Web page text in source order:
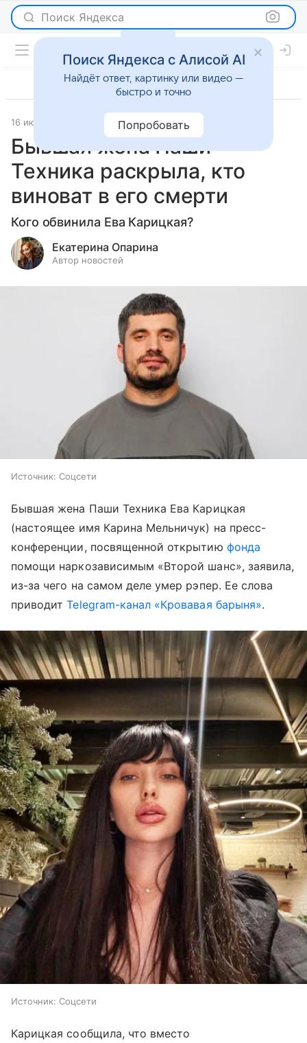
Поиск Яндекса
16 июня 2025 Светская жизнь
Бывшая жена Паши
Техника раскрыла, кто
виноват в его смерти
Кого обвинила Ева Карицкая?
Екатерина Опарина
Автор новостей
Источник: Соцсети
Бывшая жена Паши Техника Ева Карицкая
(настоящее имя Карина Мельничук) на пресс-
конференции, посвященной открытию фонда
помощи наркозависимым «Второй шанс», заявила,
из-за чего на самом деле умер рэпер. Ее слова
приводитTelegram-канал «Кровавая барыня».
Источник: Соцсети
Карицкая сообщила, что вместо
Поиск Яндекса с Алисой AI
Найдёт ответ, картинку или видео —
быстро и точно
Попробовать